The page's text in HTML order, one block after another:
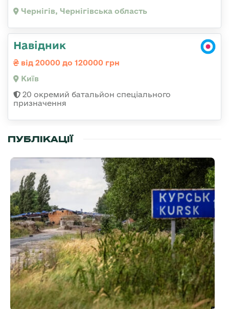
Чернігів, Чернігівська область
Навідник
від 20000 до 120000 грн
Київ
20 окремий батальйон спеціального
призначення
ПУБЛІКАЦІЇ